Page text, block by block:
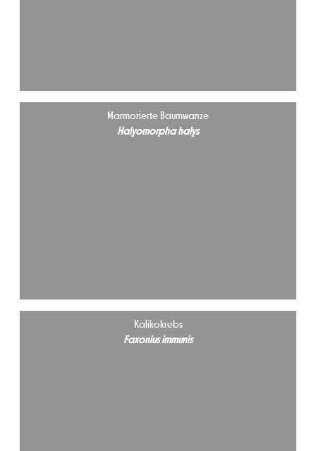
Marmorierte Baumwanze
Halyomorpha halys
Kalikokrebs
Faxonius immunis